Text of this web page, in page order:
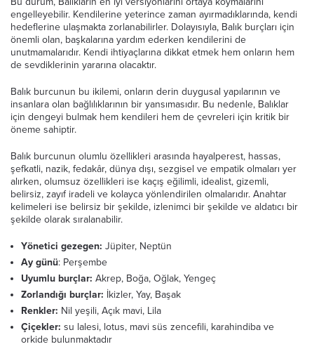
engelleyebilir. Kendilerine yeterince zaman ayırmadıklarında, kendi
hedeflerine ulaşmakta zorlanabilirler. Dolayısıyla, Balık burçları için
önemli olan, başkalarına yardım ederken kendilerini de
unutmamalarıdır. Kendi ihtiyaçlarına dikkat etmek hem onların hem
de sevdiklerinin yararına olacaktır.
Balık burcunun bu ikilemi, onların derin duygusal yapılarının ve
insanlara olan bağlılıklarının bir yansımasıdır. Bu nedenle, Balıklar
için dengeyi bulmak hem kendileri hem de çevreleri için kritik bir
öneme sahiptir.
Balık burcunun olumlu özellikleri arasında hayalperest, hassas,
şefkatli, nazik, fedakâr, dünya dışı, sezgisel ve empatik olmaları yer
alırken, olumsuz özellikleri ise kaçış eğilimli, idealist, gizemli,
belirsiz, zayıf iradeli ve kolayca yönlendirilen olmalarıdır. Anahtar
kelimeleri ise belirsiz bir şekilde, izlenimci bir şekilde ve aldatıcı bir
şekilde olarak sıralanabilir.
Yönetici gezegen: Jüpiter, Neptün
Ay günü: Perşembe
Uyumlu burçlar: Akrep, Boğa, Oğlak, Yengeç
Zorlandığı burçlar: İkizler, Yay, Başak
Renkler: Nil yeşili, Açık mavi, Lila
Çiçekler: su lalesi, lotus, mavi süs zencefili, karahindiba ve
orkide bulunmaktadır